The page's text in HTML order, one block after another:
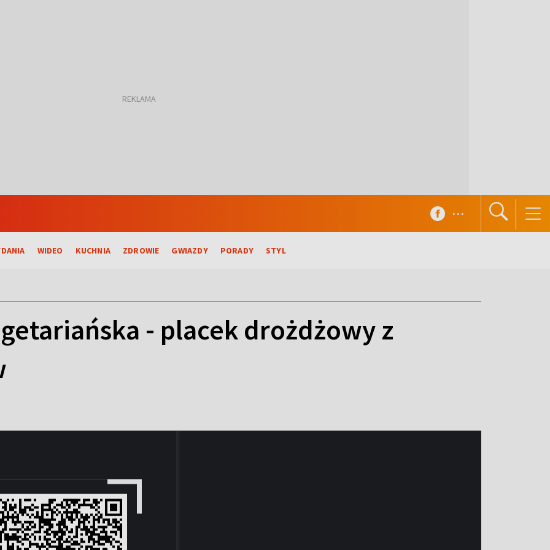
WIDEO KUCHNIA ZDROWIE GWIAZDY PORADY STYL
...
- placek drożdżowy z